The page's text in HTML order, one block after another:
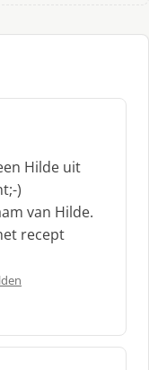
Hilde uit
)
van Hilde.
recept